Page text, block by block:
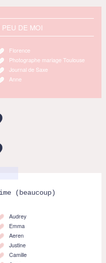
DE MOI
Florence
Photographe mariage Toulouse
Journal de Saxe
Anne
(beaucoup)
Audrey
Emma
Aeren
Justine
Camille